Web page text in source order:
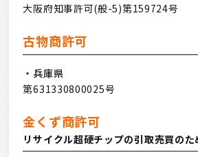
大阪府知事許可(般-5)第159724号
古物商許可
・兵庫県
第631330800025号
金くず商許可
リサイクル超硬チップの引取売買の